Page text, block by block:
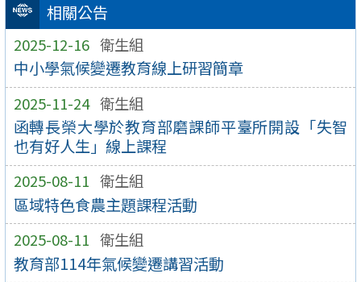
相關公告
2025-12-16 衛生組
中小學氣候變遷教育線上研習簡章
2025-11-24 衛生組
函轉長榮大學於教育部磨課師平臺所開設「失智
也有好人生」線上課程
2025-08-11 衛生組
區域特色食農主題課程活動
2025-08-11 衛生組
教育部114年氣候變遷講習活動